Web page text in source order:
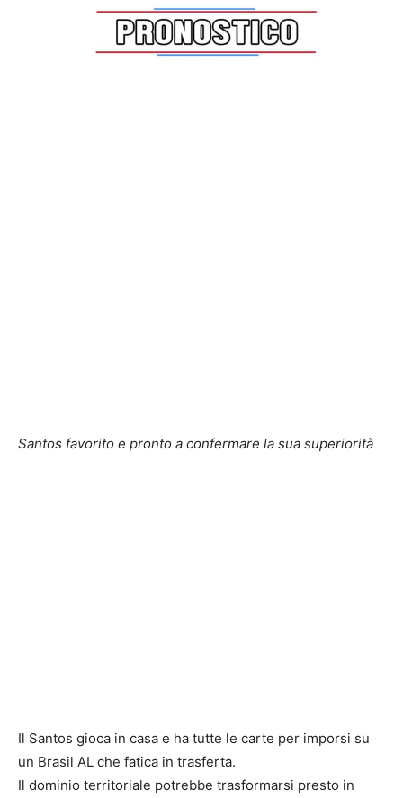
Santos favorito e pronto a confermare la sua superiorità
Il Santos gioca in casa e ha tutte le carte per imporsi su
un Brasil AL che fatica in trasferta.
Il dominio territoriale potrebbe trasformarsi presto in